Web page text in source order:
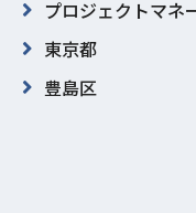
プロジェクトマネ
東京都
豊島区